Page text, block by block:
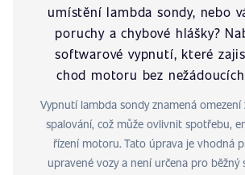
umístění lambda sondy, nebo
poruchy a chybové hlášky?
softwarové vypnutí, které
chod motoru bez
Vypnutí lambda sondy znamená
spalování, což může ovlivnit spotřebu,
řízení motoru. Tato úprava je vhodná
upravené vozy a není určena pro běžný